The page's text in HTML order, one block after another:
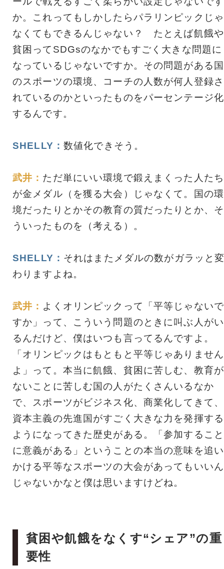
か。これってもしかしたらパラリンピックじゃ
なくてもできるんじゃない？ たとえば飢餓や
貧困ってSDGsのなかでもすごく大きな問題に
なっているじゃないですか。その問題がある国
のスポーツの環境、コーチの人数が何人登録さ
れているのかといったものをパーセンテージ化
するんです。
SHELLY： 数値化できそう。
武井： ただ単にいい環境で鍛えまくった人たち
が金メダル（を獲る大会）じゃなくて。国の環
境だったりとかその教育の質だったりとか、そ
ういったものを（考える）。
SHELLY： それはまたメダルの数がガラッと
わりますよね。
武井： よくオリンピックって「平等じゃないで
すか」って、こういう問題のときに叫ぶ人がい
るんだけど、僕はいつも言ってるんですよ。
「オリンピックはもともと平等じゃありません
よ」って。本当に飢餓、貧困に苦しむ、教育が
ないことに苦しむ国の人がたくさんいるなか
で、スポーツがビジネス化、商業化してきて、
資本主義の先進国がすごく大きな力を発揮する
ようになってきた歴史がある。「参加すること
に意義がある」ということの本当の意味を追い
かける平等なスポーツの大会があってもいいん
じゃないかなと僕は思いますけどね。
貧困や飢餓をなくす“シェア”の重
要性